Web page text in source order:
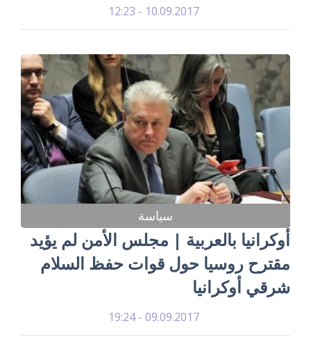
10.09.2017 - 12:23
سياسة
أوكرانيا بالعربية | مجلس الأمن لم يؤيد
مقترح روسيا حول قوات حفظ السلام
شرقي أوكرانيا
09.09.2017 - 19:24